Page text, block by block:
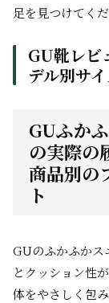
足を見つけてくだ
GU靴レビ
デル別サ
GUふか
の実際の
商品別の
ト
GUのふかふかス
とクッション性
体をやさしく包